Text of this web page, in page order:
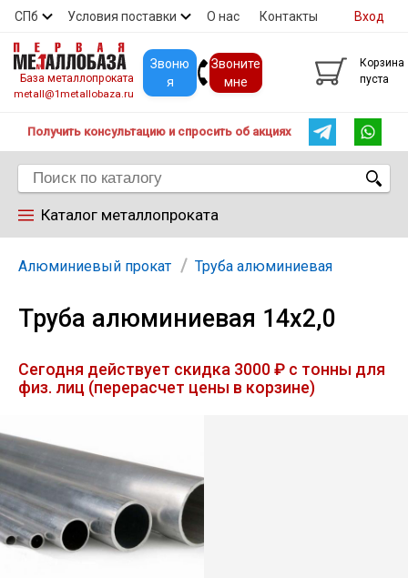
СПб Условия поставки О нас Контакты
Скидки Прайс Покупателям
Вход
База металлопроката
metall@1metallobaza.ru
Звоню
я
Звоните
мне
Корзина
пуста
Получить консультацию и спросить об акциях
Каталог металлопроката
Арматура
Труба профильная
Труба
Уголок
Балка
Алюминиевый прокат Труба алюминиевая
Труба алюминиевая 14х2,0
Сегодня действует скидка 3000 ₽ с тонны для
физ. лиц (перерасчет цены в корзине)